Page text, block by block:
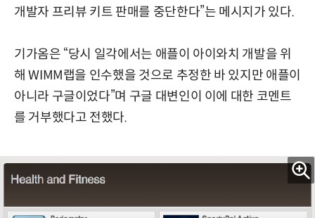
개발자 프리뷰 키트 판매를 중단한다”는 메시지가 있다.
기가옴은 “당시 일각에서는 애플이 아이와치 개발을 위
해 WIMM랩을 인수했을 것으로 추정한 바 있지만 애플이
아니라 구글이었다”며 구글 대변인이 이에 대한 코멘트
를 거부했다고 전했다.